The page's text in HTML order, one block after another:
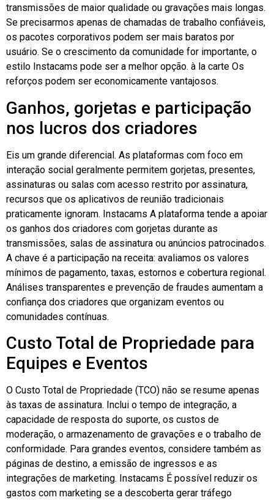
transmissões de maior qualidade ou gravações mais longas.
Se precisarmos apenas de chamadas de trabalho confiáveis,
os pacotes corporativos podem ser mais baratos por
usuário. Se o crescimento da comunidade for importante, o
estilo Instacams pode ser a melhor opção. à la carte Os
reforços podem ser economicamente vantajosos.
Ganhos, gorjetas e participação
nos lucros dos criadores
Eis um grande diferencial. As plataformas com foco em
interação social geralmente permitem gorjetas, presentes,
assinaturas ou salas com acesso restrito por assinatura,
recursos que os aplicativos de reunião tradicionais
praticamente ignoram. Instacams A plataforma tende a apoiar
os ganhos dos criadores com gorjetas durante as
transmissões, salas de assinatura ou anúncios patrocinados.
A chave é a participação na receita: avaliamos os valores
mínimos de pagamento, taxas, estornos e cobertura regional.
Análises transparentes e prevenção de fraudes aumentam a
confiança dos criadores que organizam eventos ou
comunidades contínuas.
Custo Total de Propriedade para
Equipes e Eventos
O Custo Total de Propriedade (TCO) não se resume apenas
às taxas de assinatura. Inclui o tempo de integração, a
capacidade de resposta do suporte, os custos de
moderação, o armazenamento de gravações e o trabalho de
conformidade. Para grandes eventos, considere também as
páginas de destino, a emissão de ingressos e as
integrações de marketing. Instacams É possível reduzir os
gastos com marketing se a descoberta gerar tráfego